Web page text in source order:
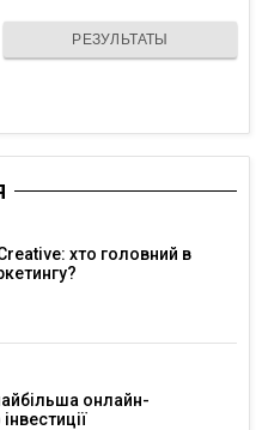
РЕЗУЛЬТАТЫ
хто головний в
онлайн-